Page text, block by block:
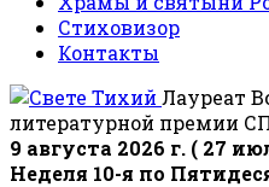
Стиховизор
Контакты
Лауреат
литературной премии
9 августа 2026 г. ( 27
Неделя 10-я по